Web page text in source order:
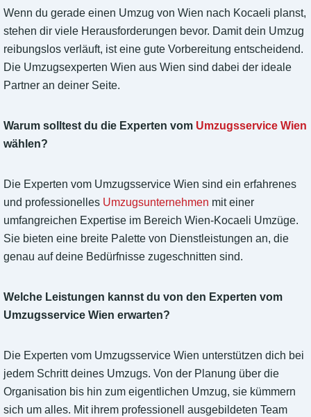
Wenn du gerade einen Umzug von Wien nach Kocaeli planst,
stehen dir viele Herausforderungen bevor. Damit dein Umzug
reibungslos verläuft, ist eine gute Vorbereitung entscheidend.
Die Umzugsexperten Wien aus Wien sind dabei der ideale
Partner an deiner Seite.
Warum solltest du die Experten vom Umzugsservice Wien
wählen?
Die Experten vom Umzugsservice Wien sind ein erfahrenes
und professionelles Umzugsunternehmen mit einer
umfangreichen Expertise im Bereich Wien-Kocaeli Umzüge.
Sie bieten eine breite Palette von Dienstleistungen an, die
genau auf deine Bedürfnisse zugeschnitten sind.
Welche Leistungen kannst du von den Experten vom
Umzugsservice Wien erwarten?
Die Experten vom Umzugsservice Wien unterstützen dich bei
jedem Schritt deines Umzugs. Von der Planung über die
Organisation bis hin zum eigentlichen Umzug, sie kümmern
sich um alles. Mit ihrem professionell ausgebildeten Team